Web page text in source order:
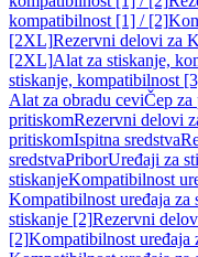
kompatibilnost [1] / [2]
[2XL]Rezervni delovi za
[2XL]Alat za stiskanje,
stiskanje, kompatibilnost
Alat za obradu ceviČep za
pritiskomRezervni delovi
pritiskomIspitna sredstva
sredstvaPriborUređaji za
stiskanjeKompatibilnost
Kompatibilnost uređaja za
stiskanje [2]Rezervni
[2]Kompatibilnost uređaja